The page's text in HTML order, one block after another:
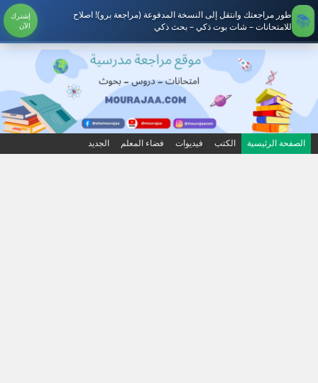
طور مراجعتك وانتقل إلى النسخة المدفوعة (مراجعة برو)! اصلاح
للامتحانات – شات بوت ذكي – بحث ذكي
إشترك
الآن
الصفحة الرئيسية الكتب فيديوات فضاء المعلم الجديد